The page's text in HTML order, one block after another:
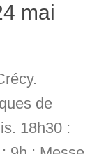
mai
de
18h30 :